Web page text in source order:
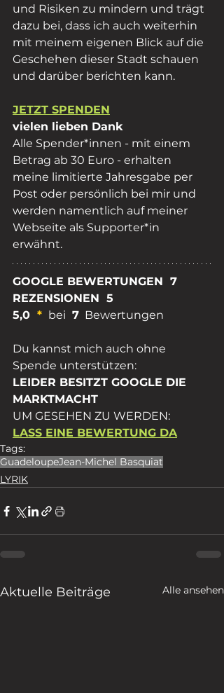
und Risiken zu mindern und trägt
dazu bei, dass ich auch weiterhin
mit meinem eigenen Blick auf die
Geschehen dieser Stadt schauen
und darüber berichten kann.
JETZT SPENDEN
vielen lieben Dank
Alle Spender*innen - mit einem
Betrag ab 30 Euro - erhalten
meine limitierte Jahresgabe per
Post oder persönlich bei mir und
werden namentlich auf meiner
Webseite als Supporter*in
erwähnt.
GOOGLE BEWERTUNGEN  7
REZENSIONEN  5
5,0 * bei 7
  Bewertungen
Du kannst mich auch ohne
Spende unterstützen:
LEIDER BESITZT GOOGLE DIE
MARKTMACHT
UM GESEHEN ZU WERDEN:
LASS EINE BEWERTUNG DA
Tags:
GuadeloupeJean-Michel Basquiat
LYRIK
Aktuelle Beiträge Alle ansehen